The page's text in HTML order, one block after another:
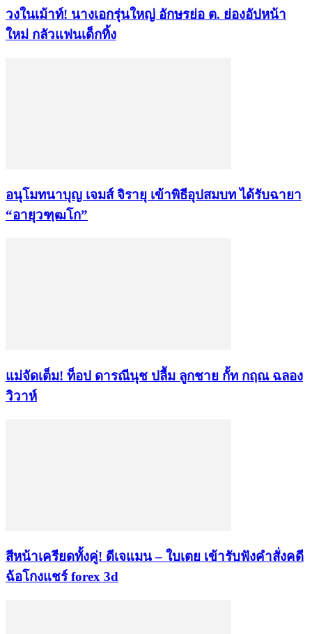
วงในเม้าท์! นางเอกรุ่นใหญ่ อักษรย่อ ต. ย่องอัปหน้า
ใหม่ กลัวแฟนเด็กทิ้ง
อนุโมทนาบุญ เจมส์ จิรายุ เข้าพิธีอุปสมบท ได้รับฉายา
“อายุวฑฺฒโก”
แม่จัดเต็ม! ท็อป ดารณีนุช ปลื้ม ลูกชาย กั้ท กฤณ ฉลอง
วิวาห์
สีหน้าเครียดทั้งคู่! ดีเจแมน – ใบเตย เข้ารับฟังคำสั่งคดี
ฉ้อโกงแชร์ forex 3d